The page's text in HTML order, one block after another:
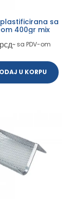
sa
400gr mix
рсд~ sa PDV-om
U KORPU